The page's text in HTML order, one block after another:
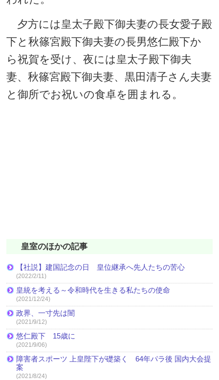
夕方には皇太子殿下御夫妻の長女愛子殿
下と秋篠宮殿下御夫妻の長男悠仁殿下か
ら祝賀を受け、夜には皇太子殿下御夫
妻、秋篠宮殿下御夫妻、黒田清子さん夫妻
と御所でお祝いの食卓を囲まれる。
皇室のほかの記事
【社説】建国記念の日 皇位継承へ先人たちの苦心
(2022/2/11)
皇統を考える～令和時代を生きる私たちの使命
(2021/12/24)
政界、一寸先は闇
(2021/9/12)
悠仁殿下 15歳に
(2021/9/06)
障害者スポーツ 上皇陛下が礎築く 64年パラ後 国内大会提
案
(2021/8/24)